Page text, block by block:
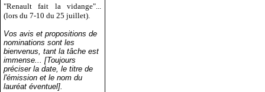
"Renault fait la vidange"...
(lors du 7-10 du 25 juillet).
Vos avis et propositions de
nominations sont les
bienvenus, tant la tâche est
immense... [Toujours
préciser la date, le titre de
l'émission et le nom du
lauréat éventuel].